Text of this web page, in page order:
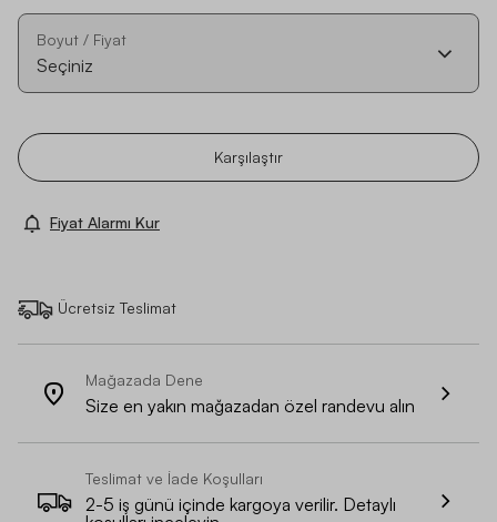
Boyut / Fiyat
Seçiniz
Karşılaştır
Fiyat Alarmı Kur
Ücretsiz Teslimat
Mağazada Dene
Size en yakın mağazadan özel randevu alın
Teslimat ve İade Koşulları
2-5 iş günü içinde kargoya verilir. Detaylı